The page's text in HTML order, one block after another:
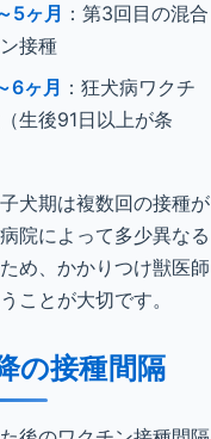
5ヶ月 ：第3回目の混合
接種
6ヶ月 ：狂犬病ワクチ
生後91日以上が条
犬期は複数回の接種が
院によって多少異なる
め、かかりつけ獣医師
ことが大切です。
の接種間隔